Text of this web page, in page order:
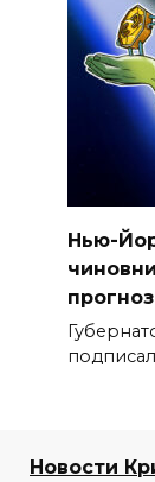
Нью-
Новости